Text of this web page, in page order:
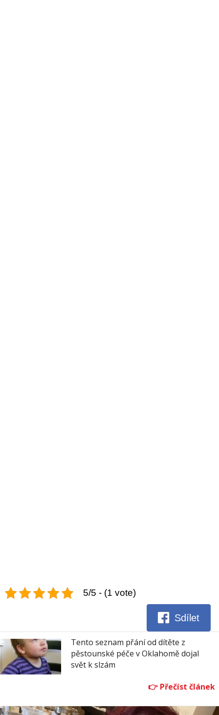
5/5 - (1 vote)
Sdílet
Tento seznam přání od dítěte z
pěstounské péče v Oklahomě dojal
svět k slzám